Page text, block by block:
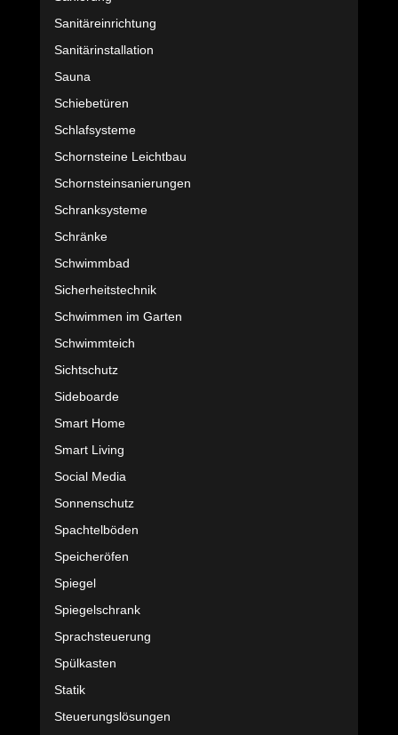
Sanitäreinrichtung
Sanitärinstallation
Sauna
Schiebetüren
Schlafsysteme
Schornsteine Leichtbau
Schornsteinsanierungen
Schranksysteme
Schränke
Schwimmbad
Sicherheitstechnik
Schwimmen im Garten
Schwimmteich
Sichtschutz
Sideboarde
Smart Home
Smart Living
Social Media
Sonnenschutz
Spachtelböden
Speicheröfen
Spiegel
Spiegelschrank
Sprachsteuerung
Spülkasten
Statik
Steuerungslösungen